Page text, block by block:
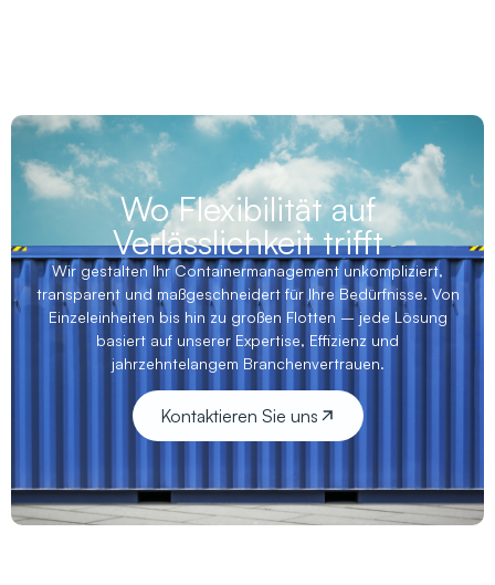
Wo Flexibilität auf
Verlässlichkeit trifft
Wir gestalten Ihr Containermanagement unkompliziert,
transparent und maßgeschneidert für Ihre Bedürfnisse. Von
Einzeleinheiten bis hin zu großen Flotten – jede Lösung
basiert auf unserer Expertise, Effizienz und
jahrzehntelangem Branchenvertrauen.
Kontaktieren Sie uns